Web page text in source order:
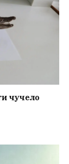
чучело